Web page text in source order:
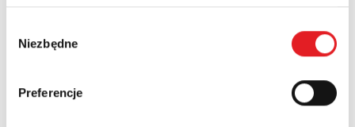
zgody
Niezbędne
Preferencje
Nazwa firmy: